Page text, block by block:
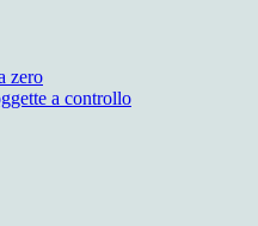
zero
a controllo